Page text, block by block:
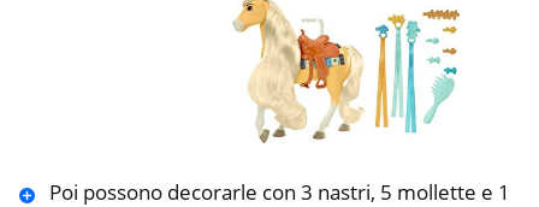
Poi possono decorarle con 3 nastri, 5 mollette e 1